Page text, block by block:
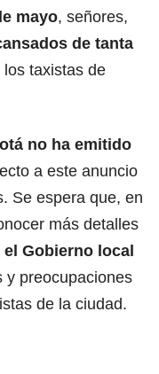
mayo, señores,
de tanta
los taxistas de
no ha emitido
a este anuncio
Se espera que, en
más detalles
Gobierno local
y preocupaciones
de la ciudad.